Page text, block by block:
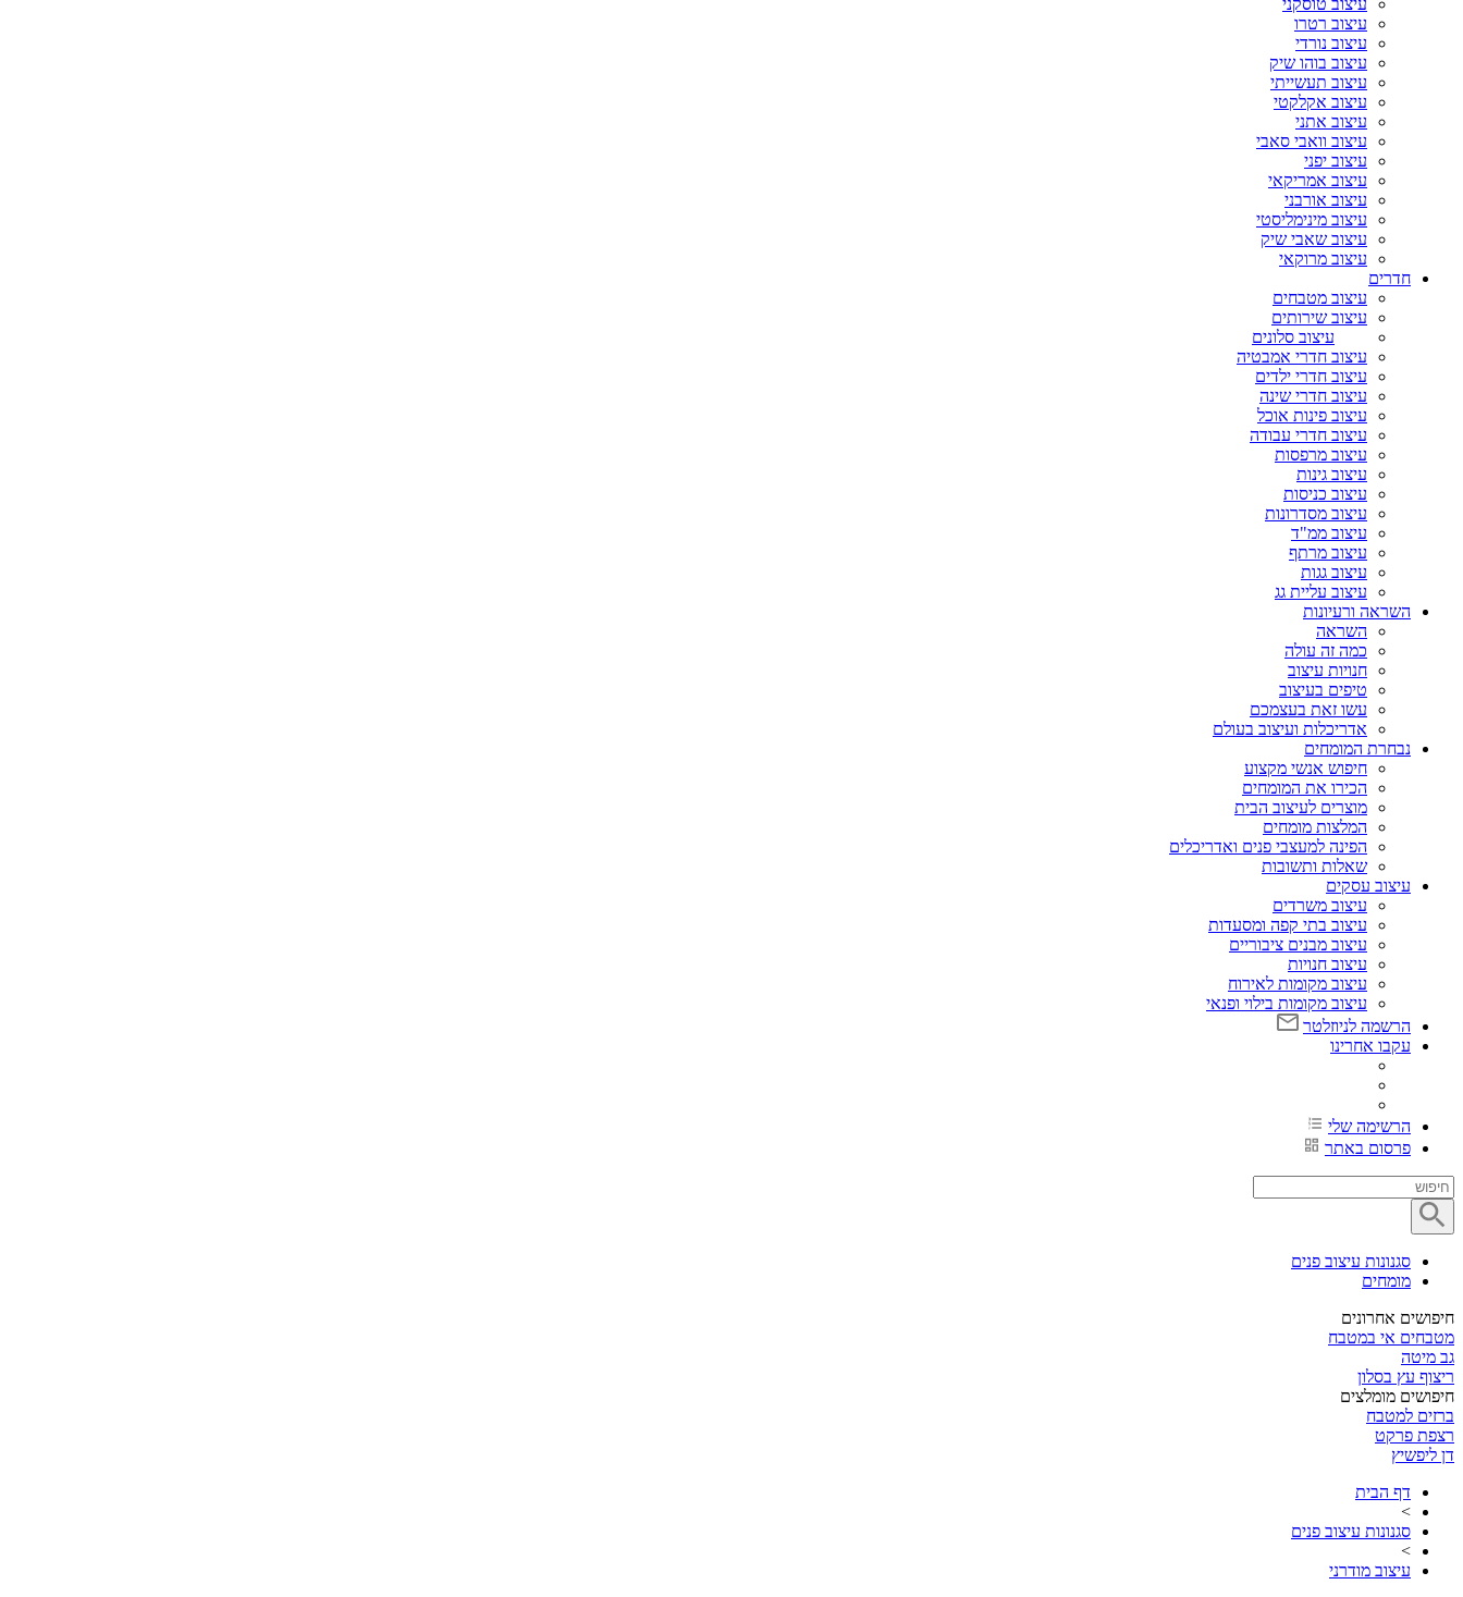
עיצוב טוסקני
עיצוב רטרו
עיצוב נורדי
עיצוב בוהו שיק
עיצוב תעשייתי
עיצוב אקלקטי
עיצוב אתני
עיצוב וואבי סאבי
עיצוב יפני
עיצוב אמריקאי
עיצוב אורבני
עיצוב מינימליסטי
עיצוב שאבי שיק
עיצוב מרוקאי
חדרים
עיצוב מטבחים
עיצוב שירותים
עיצוב סלונים
עיצוב חדרי אמבטיה
עיצוב חדרי ילדים
עיצוב חדרי שינה
עיצוב פינות אוכל
עיצוב חדרי עבודה
עיצוב מרפסות
עיצוב גינות
עיצוב כניסות
עיצוב מסדרונות
עיצוב ממ"ד
עיצוב מרתף
עיצוב גגות
עיצוב עליית גג
השראה ורעיונות
השראה
כמה זה עולה
חנויות עיצוב
טיפים בעיצוב
עשו זאת בעצמכם
אדריכלות ועיצוב בעולם
נבחרת המומחים
חיפוש אנשי מקצוע
הכירו את המומחים
מוצרים לעיצוב הבית
המלצות מומחים
הפינה למעצבי פנים ואדריכלים
שאלות ותשובות
עיצוב עסקים
עיצוב משרדים
עיצוב בתי קפה ומסעדות
עיצוב מבנים ציבוריים
עיצוב חנויות
עיצוב מקומות לאירוח
עיצוב מקומות בילוי ופנאי
הרשמה לניוזלטר
עקבו אחרינו
הרשימה שלי
פרסום באתר
סגנונות עיצוב פנים
מומחים
חיפושים אחרונים
מטבחים אי במטבח
גב מיטה
ריצוף עץ בסלון
חיפושים מומלצים
ברזים למטבח
רצפת פרקט
דן ליפשיץ
דף הבית
>
סגנונות עיצוב פנים
>
עיצוב מודרני